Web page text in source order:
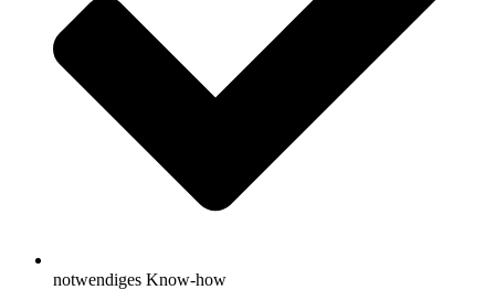
notwendiges Know-how